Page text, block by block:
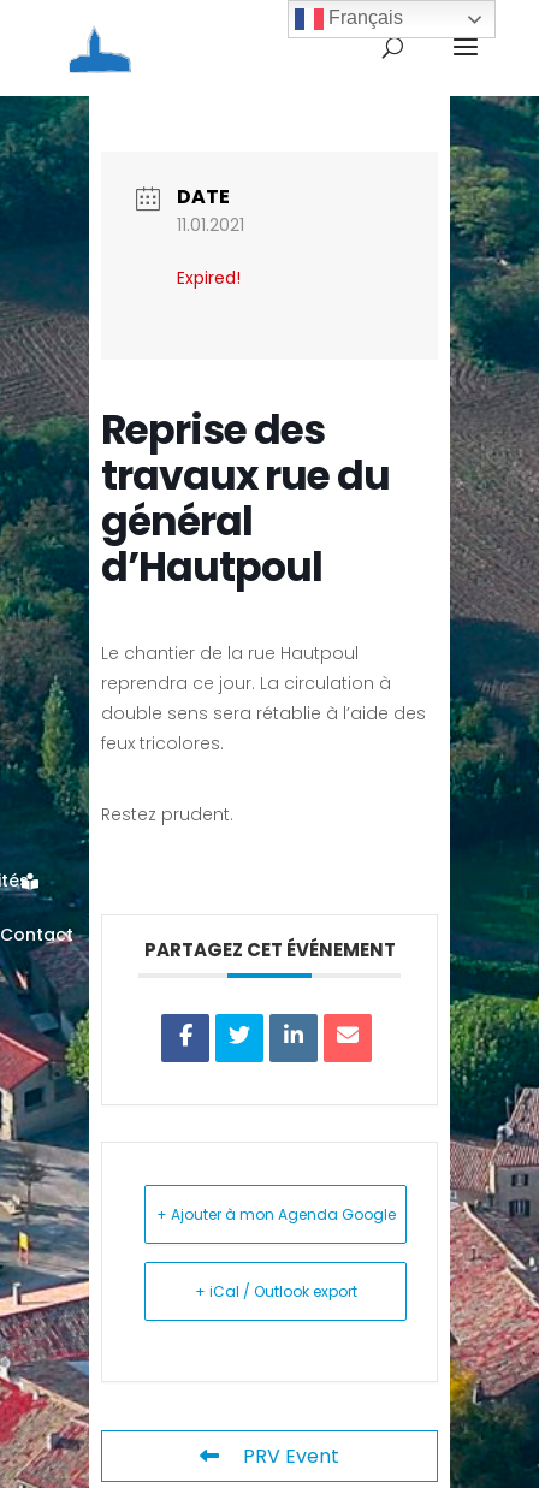
Reprise des travaux rue
du général d’Hautpoul
DATE
11.01.2021
Expired!
Reprise des
travaux rue du
général
d’Hautpoul
Le chantier de la rue Hautpoul
reprendra ce jour. La circulation à
double sens sera rétablie à l’aide des
feux tricolores.
Restez prudent.
PARTAGEZ CET ÉVÉNEMENT
+ Ajouter à mon Agenda Google
+ iCal / Outlook export
PRV Event
Français
Contact